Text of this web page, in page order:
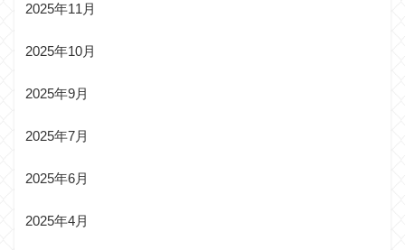
2025年11月
2025年10月
2025年9月
2025年7月
2025年6月
2025年4月